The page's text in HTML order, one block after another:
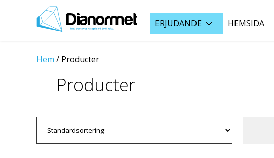
ERJUDANDE HEMSIDA
Hem / Producter
Producter